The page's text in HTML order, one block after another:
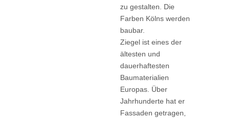
zu gestalten. Die
Farben Kölns werden
baubar.
Ziegel ist eines der
ältesten und
dauerhaftesten
Baumaterialien
Europas. Über
Jahrhunderte hat er
Fassaden getragen,